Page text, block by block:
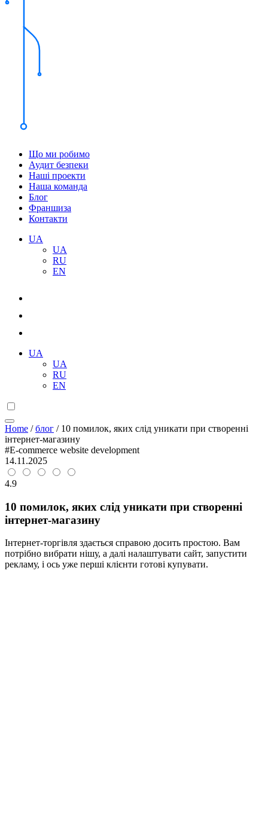
Що ми робимо
Аудит безпеки
Наші проекти
Наша команда
Блог
Франшиза
Контакти
UA
UA
RU
EN
UA
UA
RU
EN
Home /блог / 10 помилок, яких слід уникати при створенні
інтернет-магазину
#E-commerce website development
14.11.2025
4.9
10 помилок, яких слід уникати при створенні
інтернет-магазину
Інтернет-торгівля здається справою досить простою. Вам
потрібно вибрати нішу, а далі налаштувати сайт, запустити
рекламу, і ось уже перші клієнти готові купувати.